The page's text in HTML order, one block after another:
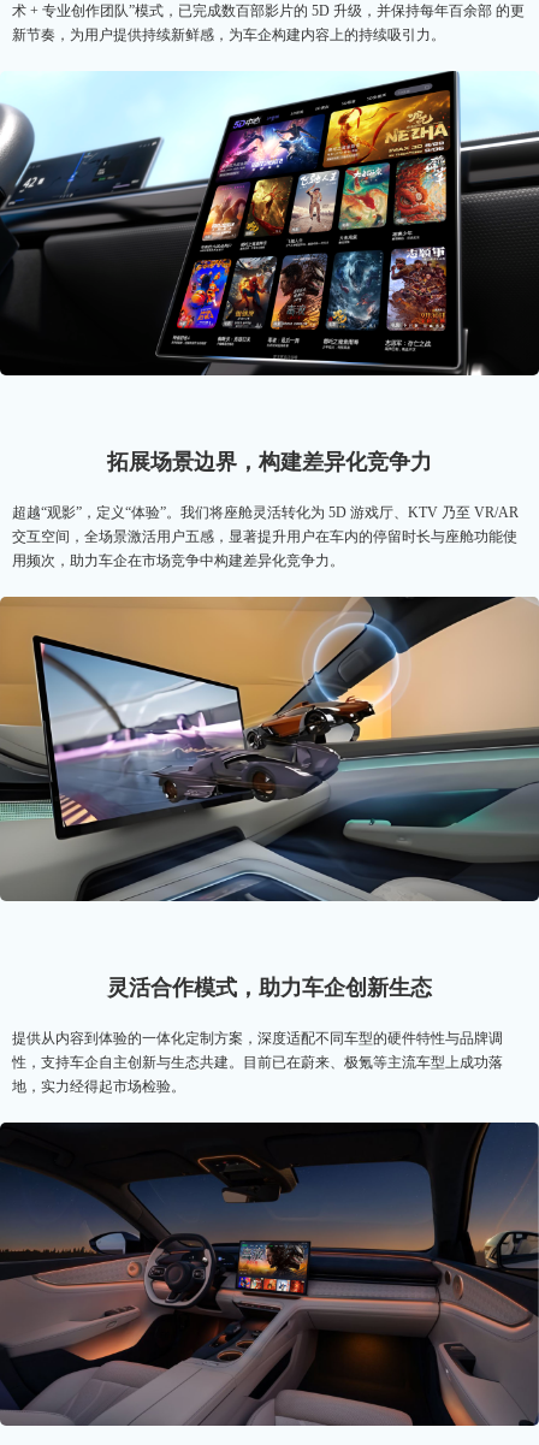
术 + 专业创作团队”模式，已完成数百部影片的 5D 升级，并保持每年百余部 的更
新节奏，为用户提供持续新鲜感，为车企构建内容上的持续吸引力。
拓展场景边界，构建差异化竞争力
超越“观影”，定义“体验”。我们将座舱灵活转化为 5D 游戏厅、KTV 乃至 VR/AR
交互空间，全场景激活用户五感，显著提升用户在车内的停留时长与座舱功能使
用频次，助力车企在市场竞争中构建差异化竞争力。
灵活合作模式，助力车企创新生态
提供从内容到体验的一体化定制方案，深度适配不同车型的硬件特性与品牌调
性，支持车企自主创新与生态共建。目前已在蔚来、极氪等主流车型上成功落
地，实力经得起市场检验。